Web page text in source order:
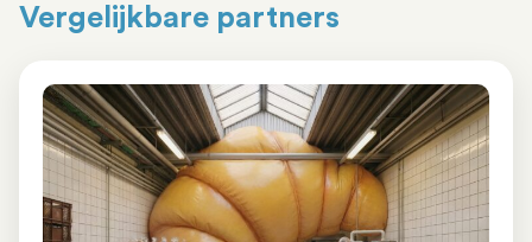
Vergelijkbare partners